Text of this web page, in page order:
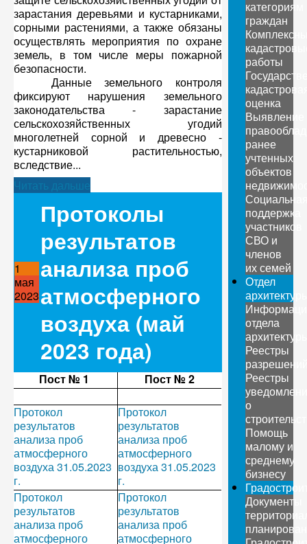
зарастания деревьями и кустарниками,
сорными растениями, а также обязаны
осуществлять мероприятия по охране
земель, в том числе меры пожарной
безопасности.
Данные земельного контроля
фиксируют нарушения земельного
законодательства - зарастание
сельскохозяйственных угодий
многолетней сорной и древесно -
кустарниковой растительностью,
вследствие...
Читать дальше
1
мая
2023
Протоколы
результатов
анализа проб
атмосферного
воздуха (май
2023 года)
Пост № 1 Пост № 2
Протокол
результатов
анализа проб
атмосферного
воздуха 31.05.2023
г.
Протокол
результатов
анализа проб
атмосферного
воздуха 31.05.2023
г.
Протокол
результатов
анализа проб
атмосферного
Протокол
результатов
анализа проб
атмосферного
категориям
граждан
работы
оценка
Выявление
ранее
учтенных
объектов
поддержка
участников
СВО и
членов
их семей
Отдел
отдела
Реестры
Реестры
о
Помощь
малому и
среднему
бизнесу
Документы